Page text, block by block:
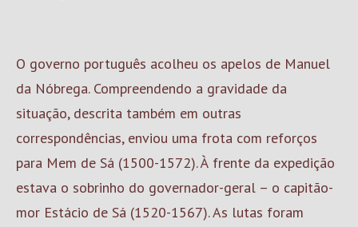
O governo português acolheu os apelos de Manuel
da Nóbrega. Compreendendo a gravidade da
situação, descrita também em outras
correspondências, enviou uma frota com reforços
para Mem de Sá (1500-1572). À frente da expedição
estava o sobrinho do governador-geral – o capitão-
mor Estácio de Sá (1520-1567). As lutas foram